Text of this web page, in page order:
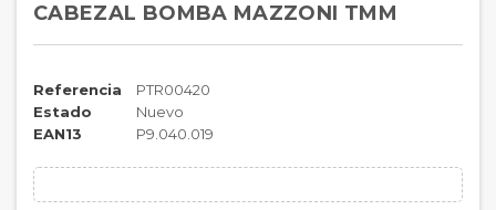
CABEZAL BOMBA MAZZONI TMM
Referencia
PTR00420
Estado
Nuevo
EAN13
P9.040.019